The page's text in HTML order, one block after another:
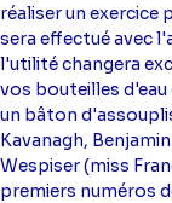
réaliser un exercice
sera effectué avec
l'utilité changera
vos bouteilles
un bâton
Kavanagh,
Wespiser (miss
premiers numéros